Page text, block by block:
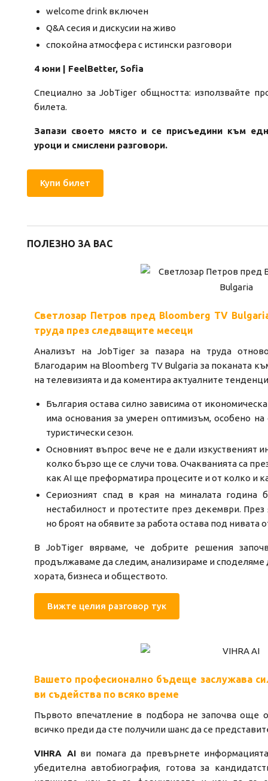
welcome drink включен
Q&A сесия и дискусии на живо
спокойна атмосфера с истински разговори
4 юни | FeelBetter, Sofia
Специално за JobTiger общността: използвайте
билета.
Запази своето място и се присъедини към
уроци и смислени разговори.
Купи билет
ПОЛЕЗНО ЗА ВАС
Светлозар Петров пред Bloomberg TV
труда през следващите месеци
Анализът на JobTiger за пазара на труда
Благодарим на Bloomberg TV Bulgaria за поканата
на телевизията и да коментира актуалните
България остава силно зависима от
има основания за умерен оптимизъм, особено
туристически сезон.
Основният въпрос вече не е дали изкуственият
колко бързо ще се случи това. Очакванията са
как AI ще преформатира процесите и от колко и
Сериозният спад в края на миналата година
нестабилност и протестите през декември.
но броят на обявите за работа остава под нивата
В JobTiger вярваме, че добрите решения
продължаваме да следим, анализираме и споделяме
хората, бизнеса и обществото.
Вижте целия разговор тук
Вашето професионално бъдеще заслужава
ви съдейства по всяко време
Първото впечатление в подбора не започва още
всичко преди да сте получили шанс да се
VIHRA AIви помага да превърнете
убедителна автобиография, готова за